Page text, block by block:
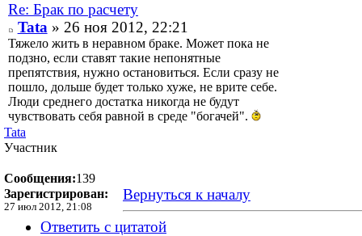
Re: Брак по расчету
Tata» 26 ноя 2012, 22:21
Тяжело жить в неравном браке. Может пока не
подзно, если ставят такие непонятные
препятствия, нужно остановиться. Если сразу не
пошло, дольше будет только хуже, не врите себе.
Люди среднего достатка никогда не будут
чувствовать себя равной в среде "богачей".
Tata
Участник
Сообщения:139
Зарегистрирован:
27 июл 2012, 21:08
Вернуться к началу
Ответить с цитатой